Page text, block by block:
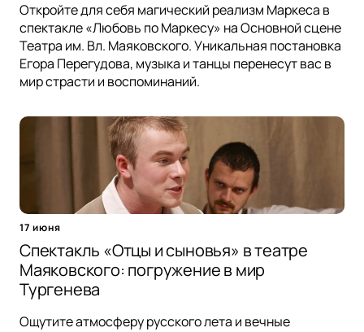
Откройте для себя магический реализм Маркеса в
спектакле «Любовь по Маркесу» на Основной сцене
Театра им. Вл. Маяковского. Уникальная постановка
Егора Перегудова, музыка и танцы перенесут вас в
мир страсти и воспоминаний.
17 июня
Спектакль «Отцы и сыновья» в театре
Маяковского: погружение в мир
Тургенева
Ощутите атмосферу русского лета и вечные